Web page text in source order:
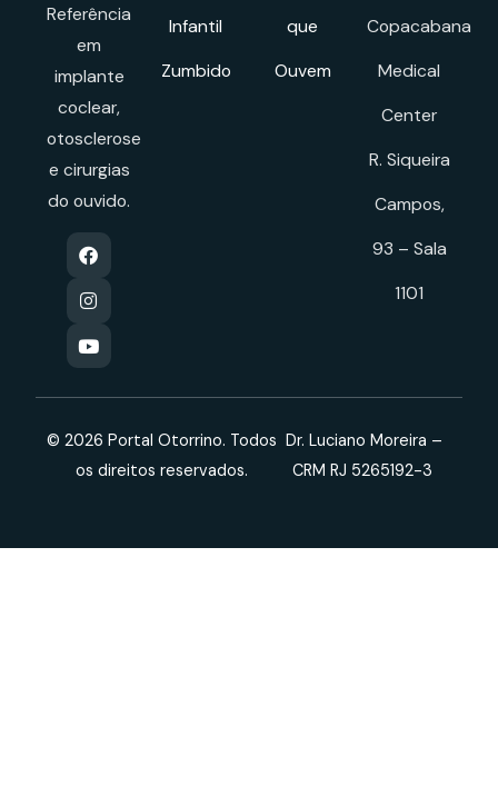
Referência
em
implante
coclear,
otosclerose
e cirurgias
do ouvido.
Infantil
Zumbido
que
Ouvem
Copacabana
Medical
Center
R. Siqueira
Campos,
93 – Sala
1101
© 2026 Portal Otorrino. Todos
os direitos reservados.
Dr. Luciano Moreira –
CRM RJ 5265192-3